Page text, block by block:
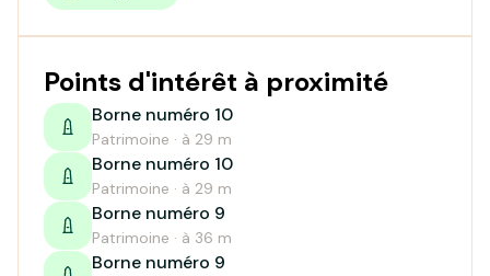
Points d'intérêt à proximité
Borne numéro 10
Patrimoine · à 29 m
Borne numéro 10
Patrimoine · à 29 m
Borne numéro 9
Patrimoine · à 36 m
Borne numéro 9